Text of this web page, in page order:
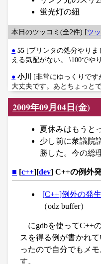
蛍光灯の紐
本日のツッコミ(全2件) [ツ
● 55 [プリンタの処分やり
える気配がない。 \100でや
● 小川
[非常にゆっくりで
大丈夫です。あとちょっと
2009年09月04日(金)
夏休みはもうと
少し前に衆議院
勝した。今の総
■ [c++][dev] C++の例外
[C++]例外の発
（odz buffer）
にgdbを使ってC++
スを得る例が書かれ
ったので自分でもメ
す。